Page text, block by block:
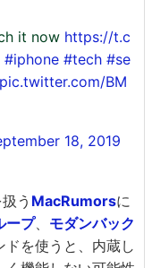
it now https://t.c
#iphone #tech #se
pic.twitter.com/BM
18, 2019
う MacRumorsに
ープ、 モダンバック
を使うと、内蔵し